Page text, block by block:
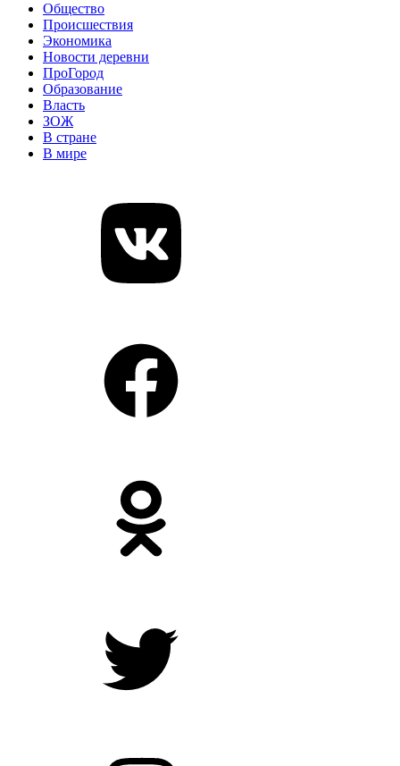
Общество
Происшествия
Экономика
Новости деревни
ПроГород
Образование
Власть
ЗОЖ
В стране
В мире